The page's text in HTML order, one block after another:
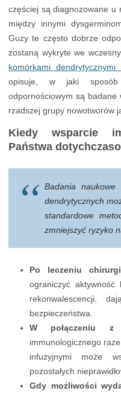
częściej są diagnozowane u
między innymi
Guzy te często dobrze
zostaną wykryte we
komórkami
opisuje, w jaki sposób
odpornościowym są
rzadszej grupy nowotworów
Kiedy wsparcie
Państwa
Badania
dendrytycznych
standardowe
zmniejszyć ryzyko
Po leczeniu
ograniczyć aktywność
rekonwalescencji,
bezpieczeństwa.
W połączeniu z
immunologicznego
infuzyjnymi może
pozostałych
Gdy możliwości